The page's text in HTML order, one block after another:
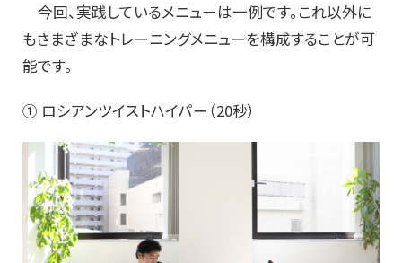
今回、実践しているメニューは一例です。これ以外に
もさまざまなトレーニングメニューを構成することが可
能です。
① ロシアンツイストハイパー（20秒）